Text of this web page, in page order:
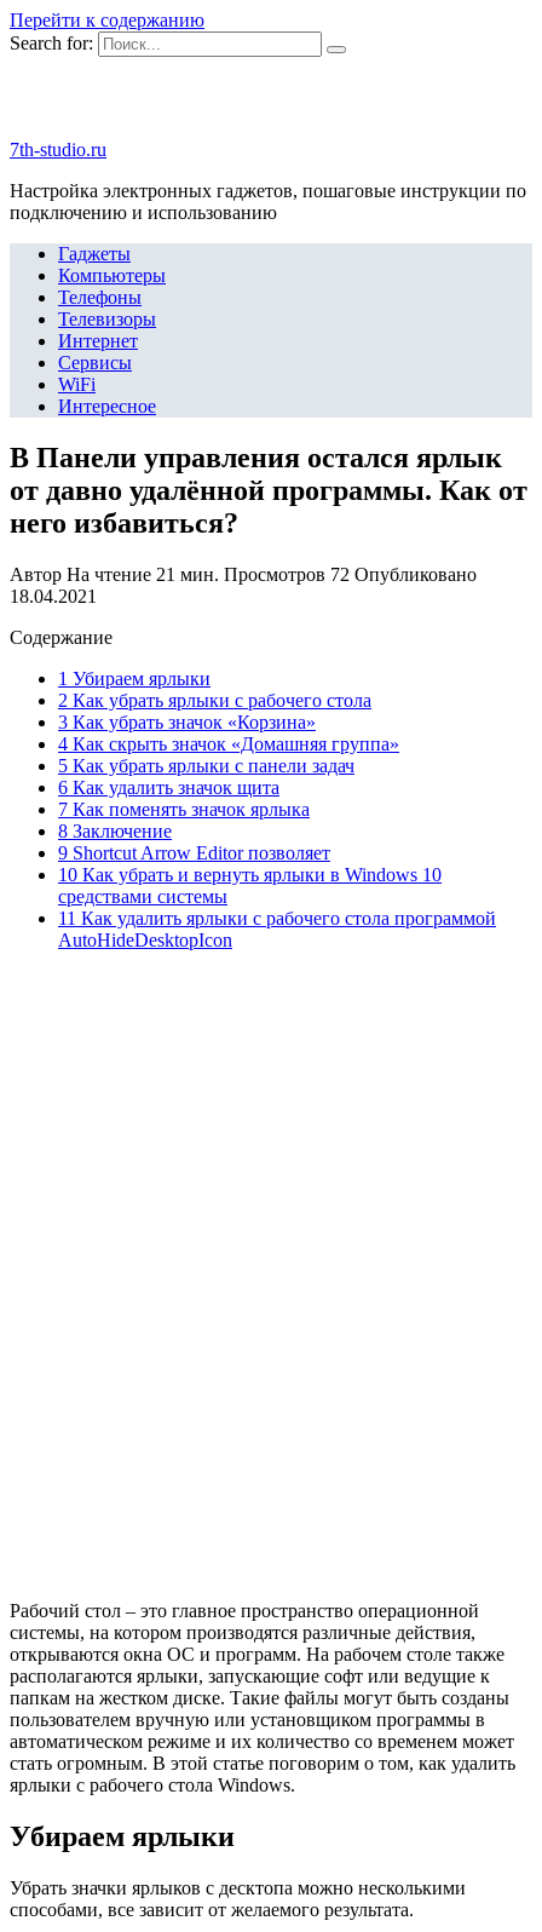
Перейти к содержанию
Search for:
7th-studio.ru
Настройка электронных гаджетов, пошаговые инструкции по
подключению и использованию
Гаджеты
Компьютеры
Телефоны
Телевизоры
Интернет
Сервисы
WiFi
Интересное
В Панели управления остался ярлык
от давно удалённой программы. Как от
него избавиться?
Автор На чтение 21 мин. Просмотров 72 Опубликовано
18.04.2021
Содержание
1 Убираем ярлыки
2 Как убрать ярлыки с рабочего стола
3 Как убрать значок «Корзина»
4 Как скрыть значок «Домашняя группа»
5 Как убрать ярлыки с панели задач
6 Как удалить значок щита
7 Как поменять значок ярлыка
8 Заключение
9 Shortcut Arrow Editor позволяет
10 Как убрать и вернуть ярлыки в Windows 10
средствами системы
11 Как удалить ярлыки с рабочего стола программой
AutoHideDesktopIcon
Рабочий стол – это главное пространство операционной
системы, на котором производятся различные действия,
открываются окна ОС и программ. На рабочем столе также
располагаются ярлыки, запускающие софт или ведущие к
папкам на жестком диске. Такие файлы могут быть созданы
пользователем вручную или установщиком программы в
автоматическом режиме и их количество со временем может
стать огромным. В этой статье поговорим о том, как удалить
ярлыки с рабочего стола Windows.
Убираем ярлыки
Убрать значки ярлыков с десктопа можно несколькими
способами, все зависит от желаемого результата.